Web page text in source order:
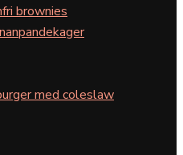
brownies
med coleslaw